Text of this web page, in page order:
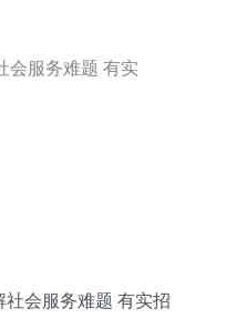
会服务难题 有实招